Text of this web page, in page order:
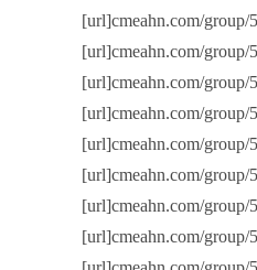
[url]cmeahn.com/group/
[url]cmeahn.com/group/
[url]cmeahn.com/group/
[url]cmeahn.com/group/
[url]cmeahn.com/group/
[url]cmeahn.com/group/
[url]cmeahn.com/group/
[url]cmeahn.com/group/